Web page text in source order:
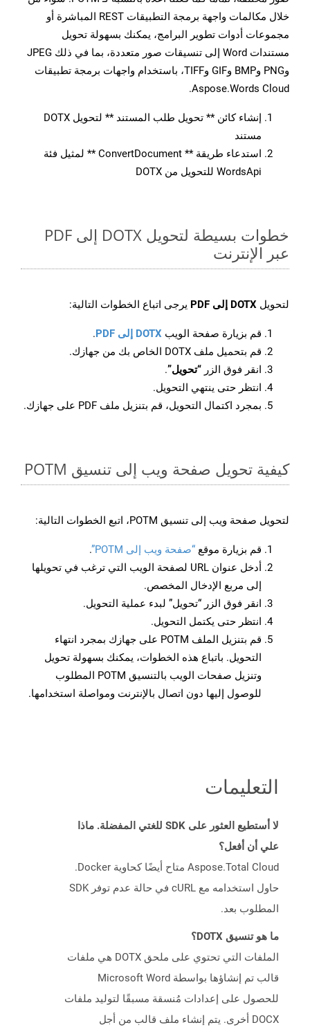
خلال مكالمات واجهة برمجة التطبيقات REST المباشرة أو
مجموعات أدوات تطوير البرامج، يمكنك بسهولة تحويل
مستندات Word إلى تنسيقات صور متعددة، بما في ذلك JPEG
وPNG وBMP وGIF وTIFF، باستخدام واجهات برمجة تطبيقات
Aspose.Words Cloud.
إنشاء كائن ** تحويل طلب المستند ** لتحويل DOTX
مستند
استدعاء طريقة ** ConvertDocument ** لمثيل فئة
WordsApi للتحويل من DOTX
خطوات بسيطة لتحويل DOTX إلى PDF
عبر الإنترنت
لتحويل DOTX إلى PDF يرجى اتباع الخطوات التالية:
قم بزيارة صفحة الويب DOTX إلى PDF
.
قم بتحميل ملف DOTX الخاص بك من جهازك.
انقر فوق الزر “تحويل”.
انتظر حتى ينتهي التحويل.
بمجرد اكتمال التحويل، قم بتنزيل ملف PDF على جهازك.
كيفية تحويل صفحة ويب إلى تنسيق POTM
لتحويل صفحة ويب إلى تنسيق POTM، اتبع الخطوات التالية:
قم بزيارة موقع “صفحة ويب إلى POTM”
.
أدخل عنوان URL لصفحة الويب التي ترغب في تحويلها
إلى مربع الإدخال المخصص.
انقر فوق الزر “تحويل” لبدء عملية التحويل.
انتظر حتى يكتمل التحويل.
قم بتنزيل الملف POTM على جهازك بمجرد انتهاء
التحويل. باتباع هذه الخطوات، يمكنك بسهولة تحويل
وتنزيل صفحات الويب بالتنسيق POTM المطلوب
للوصول إليها دون اتصال بالإنترنت ومواصلة استخدامها.
التعليمات
لا أستطيع العثور على SDK للغتي المفضلة. ماذا
علي أن أفعل؟
Aspose.Total Cloud متاح أيضًا كحاوية Docker.
حاول استخدامه مع cURL في حالة عدم توفر SDK
المطلوب بعد.
ما هو تنسيق DOTX؟
الملفات التي تحتوي على ملحق DOTX هي ملفات
قالب تم إنشاؤها بواسطة Microsoft Word
للحصول على إعدادات مُنسقة مسبقًا لتوليد ملفات
DOCX أخرى. يتم إنشاء ملف قالب من أجل